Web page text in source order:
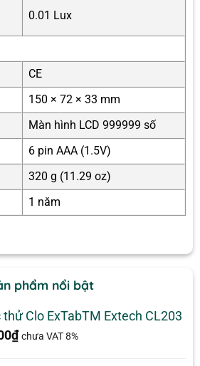
0.01 Lux
CE
150 × 72 × 33 mm
Màn hình LCD 999999 số
6 pin AAA (1.5V)
320 g (11.29 oz)
1 năm
phẩm nổi bật
thử Clo ExTabTM Extech CL203
₫ chưa VAT 8%